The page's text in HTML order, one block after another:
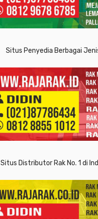
Situs Penyedia Berbagai
Situs Distributor Rak No. 1 di